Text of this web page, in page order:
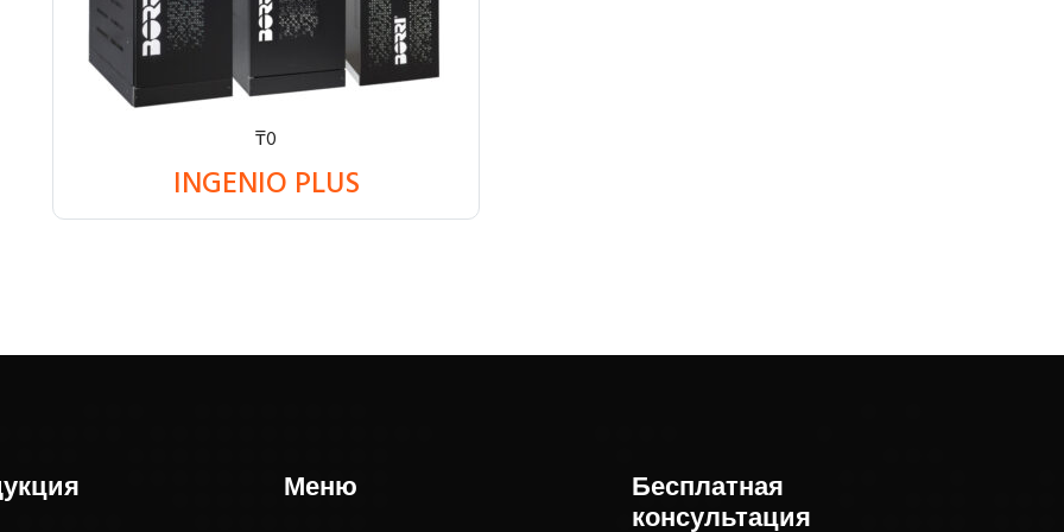
₸0
INGENIO PLUS
Меню Бесплатная
консультация